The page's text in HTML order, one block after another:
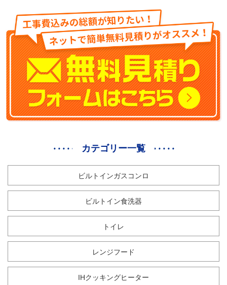
カテゴリー一覧
ビルトインガスコンロ
ビルトイン食洗器
トイレ
レンジフード
IHクッキングヒーター